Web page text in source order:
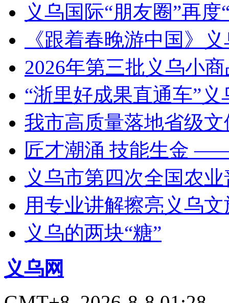
义乌国际“朋友圈”再度
《跟着春晚游中国》
2026年第三批义乌小
“浙里好成果直通车”
我市高质量落地省级
匠才潮涌 技能生金
义乌市第四次全国农
用专业讲解擦亮义乌
义乌的两块“糖”
义乌网